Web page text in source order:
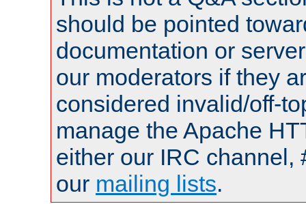
should be pointed
documentation or
our moderators if they
considered invalid/off-
manage the Apache
either our IRC channel,
our mailing lists.